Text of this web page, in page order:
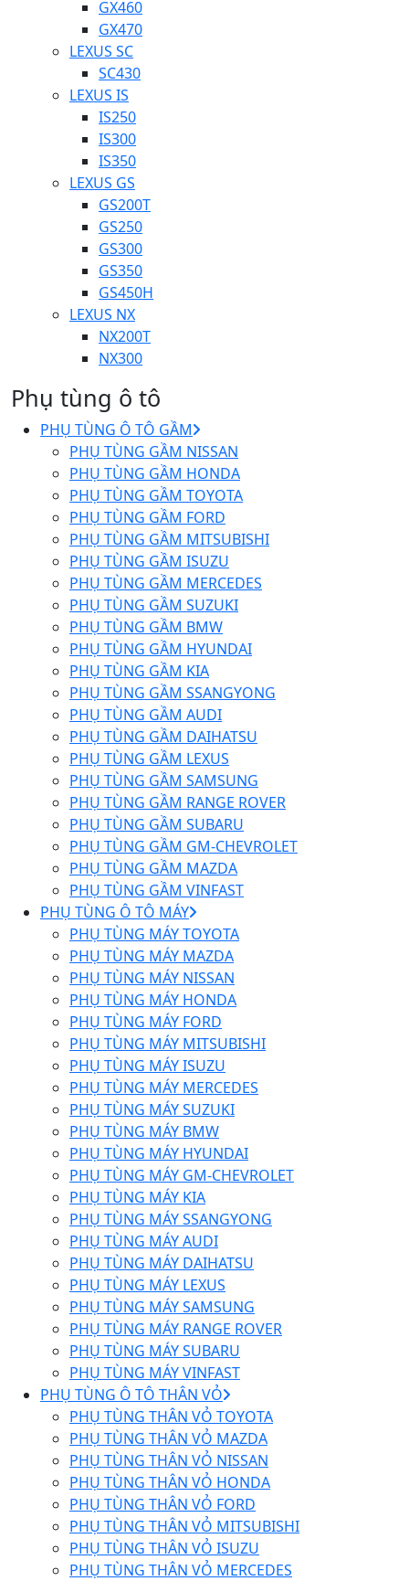
GX460
GX470
LEXUS SC
SC430
LEXUS IS
IS250
IS300
IS350
LEXUS GS
GS200T
GS250
GS300
GS350
GS450H
LEXUS NX
NX200T
NX300
Phụ tùng ô tô
PHỤ TÙNG Ô TÔ GẦM
PHỤ TÙNG GẦM NISSAN
PHỤ TÙNG GẦM HONDA
PHỤ TÙNG GẦM TOYOTA
PHỤ TÙNG GẦM FORD
PHỤ TÙNG GẦM MITSUBISHI
PHỤ TÙNG GẦM ISUZU
PHỤ TÙNG GẦM MERCEDES
PHỤ TÙNG GẦM SUZUKI
PHỤ TÙNG GẦM BMW
PHỤ TÙNG GẦM HYUNDAI
PHỤ TÙNG GẦM KIA
PHỤ TÙNG GẦM SSANGYONG
PHỤ TÙNG GẦM AUDI
PHỤ TÙNG GẦM DAIHATSU
PHỤ TÙNG GẦM LEXUS
PHỤ TÙNG GẦM SAMSUNG
PHỤ TÙNG GẦM RANGE ROVER
PHỤ TÙNG GẦM SUBARU
PHỤ TÙNG GẦM GM-CHEVROLET
PHỤ TÙNG GẦM MAZDA
PHỤ TÙNG GẦM VINFAST
PHỤ TÙNG Ô TÔ MÁY
PHỤ TÙNG MÁY TOYOTA
PHỤ TÙNG MÁY MAZDA
PHỤ TÙNG MÁY NISSAN
PHỤ TÙNG MÁY HONDA
PHỤ TÙNG MÁY FORD
PHỤ TÙNG MÁY MITSUBISHI
PHỤ TÙNG MÁY ISUZU
PHỤ TÙNG MÁY MERCEDES
PHỤ TÙNG MÁY SUZUKI
PHỤ TÙNG MÁY BMW
PHỤ TÙNG MÁY HYUNDAI
PHỤ TÙNG MÁY GM-CHEVROLET
PHỤ TÙNG MÁY KIA
PHỤ TÙNG MÁY SSANGYONG
PHỤ TÙNG MÁY AUDI
PHỤ TÙNG MÁY DAIHATSU
PHỤ TÙNG MÁY LEXUS
PHỤ TÙNG MÁY SAMSUNG
PHỤ TÙNG MÁY RANGE ROVER
PHỤ TÙNG MÁY SUBARU
PHỤ TÙNG MÁY VINFAST
PHỤ TÙNG Ô TÔ THÂN VỎ
PHỤ TÙNG THÂN VỎ TOYOTA
PHỤ TÙNG THÂN VỎ MAZDA
PHỤ TÙNG THÂN VỎ NISSAN
PHỤ TÙNG THÂN VỎ HONDA
PHỤ TÙNG THÂN VỎ FORD
PHỤ TÙNG THÂN VỎ MITSUBISHI
PHỤ TÙNG THÂN VỎ ISUZU
PHỤ TÙNG THÂN VỎ MERCEDES